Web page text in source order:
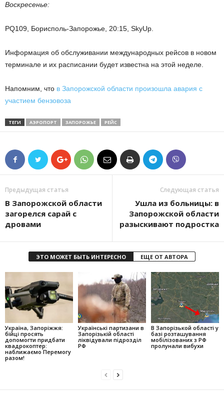
Воскресенье:
PQ109, Борисполь-Запорожье, 20:15, SkyUp.
Информация об обслуживании международных рейсов в новом
терминале и их расписании будет известна на этой неделе.
Напомним, что в Запорожской области произошла авария с
участием бензовоза
ТЕГИ АЭРОПОРТ ЗАПОРОЖЬЕ РЕЙС
Предыдущая статья
В Запорожской области
загорелся сарай с
дровами
Следующая статья
Ушла из больницы: в
Запорожской области
разыскивают подростка
ЭТО МОЖЕТ БЫТЬ ИНТЕРЕСНО ЕЩЕ ОТ АВТОРА
Україна, Запоріжжя:
бійці просять
допомогти придбати
квадрокоптер:
наближаємо Перемогу
разом!
Українські партизани в
Запорізькій області
ліквідували підрозділ
РФ
В Запорізькой області у
базі розташування
мобілізованих з РФ
пролунали вибухи